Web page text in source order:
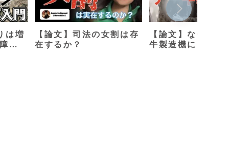
は増
改
【論文】司法の女割は存
在するか？
【論文】なぜ母親
牛製造機になって